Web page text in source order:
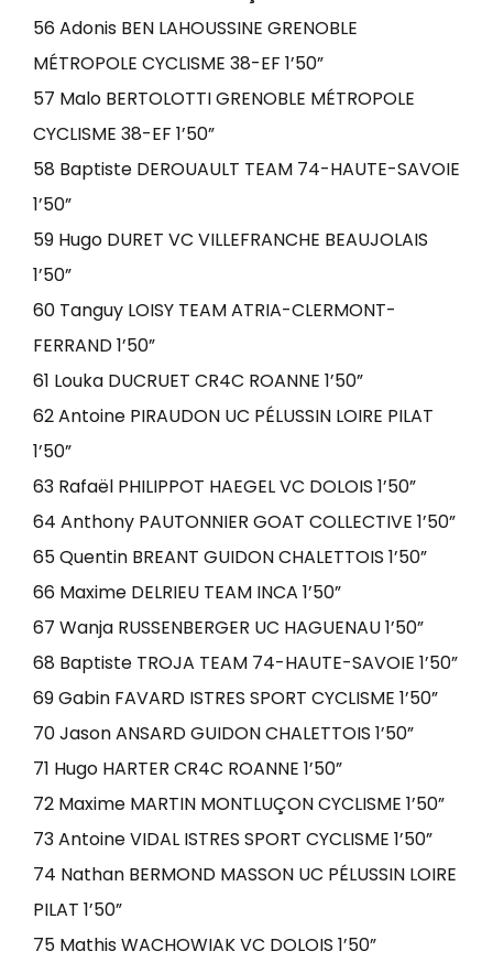
56 Adonis BEN LAHOUSSINE GRENOBLE
MÉTROPOLE CYCLISME 38-EF 1’50”
57 Malo BERTOLOTTI GRENOBLE MÉTROPOLE
CYCLISME 38-EF 1’50”
58 Baptiste DEROUAULT TEAM 74-HAUTE-SAVOIE
1’50”
59 Hugo DURET VC VILLEFRANCHE BEAUJOLAIS
1’50”
60 Tanguy LOISY TEAM ATRIA-CLERMONT-
FERRAND 1’50”
61 Louka DUCRUET CR4C ROANNE 1’50”
62 Antoine PIRAUDON UC PÉLUSSIN LOIRE PILAT
1’50”
63 Rafaël PHILIPPOT HAEGEL VC DOLOIS 1’50”
64 Anthony PAUTONNIER GOAT COLLECTIVE 1’50”
65 Quentin BREANT GUIDON CHALETTOIS 1’50”
66 Maxime DELRIEU TEAM INCA 1’50”
67 Wanja RUSSENBERGER UC HAGUENAU 1’50”
68 Baptiste TROJA TEAM 74-HAUTE-SAVOIE 1’50”
69 Gabin FAVARD ISTRES SPORT CYCLISME 1’50”
70 Jason ANSARD GUIDON CHALETTOIS 1’50”
71 Hugo HARTER CR4C ROANNE 1’50”
72 Maxime MARTIN MONTLUÇON CYCLISME 1’50”
73 Antoine VIDAL ISTRES SPORT CYCLISME 1’50”
74 Nathan BERMOND MASSON UC PÉLUSSIN LOIRE
PILAT 1’50”
75 Mathis WACHOWIAK VC DOLOIS 1’50”